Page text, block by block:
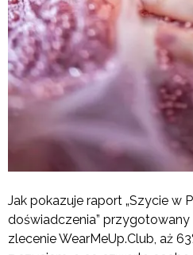
Jak pokazuje raport „Szycie w
doświadczenia” przygotowany
zlecenie WearMeUp.Club, aż